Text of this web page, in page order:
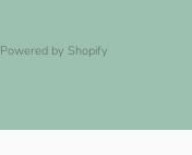
Powered by Shopify